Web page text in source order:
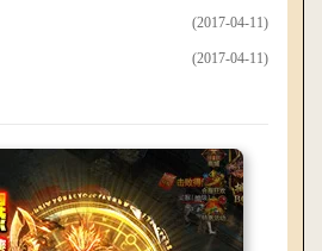
(2017-04-11)
(2017-04-11)